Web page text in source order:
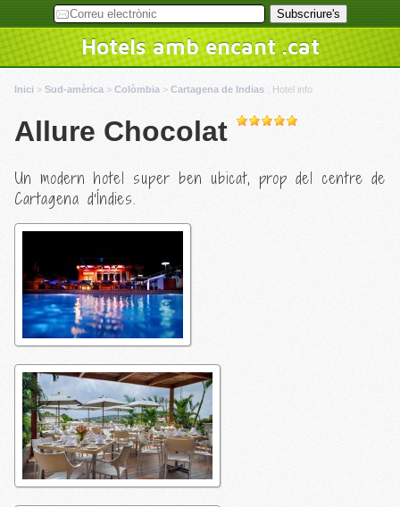
Hotels amb encant .cat
Inici > Sud-amèrica > Colòmbia > Cartagena de Indias : Hotel info
Allure Chocolat
Un modern hotel super ben ubicat, prop del centre de
Cartagena d'Índies.